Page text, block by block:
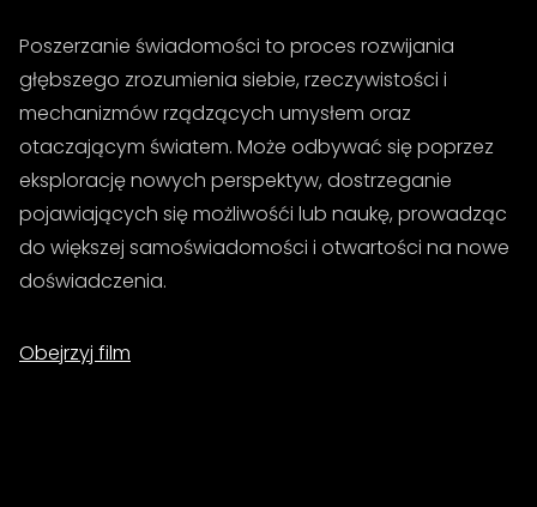
Poszerzanie świadomości to proces rozwijania
głębszego zrozumienia siebie, rzeczywistości i
mechanizmów rządzących umysłem oraz
otaczającym światem. Może odbywać się poprzez
eksplorację nowych perspektyw, dostrzeganie
pojawiających się możliwośći lub naukę, prowadząc
do większej samoświadomości i otwartości na nowe
doświadczenia.
Obejrzyj film